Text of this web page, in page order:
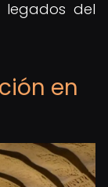
legados del
en